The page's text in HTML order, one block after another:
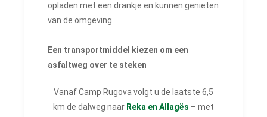
opladen met een drankje en kunnen genieten
van de omgeving.
Een transportmiddel kiezen om een
asfaltweg over te steken
Vanaf Camp Rugova volgt u de laatste 6,5
km de dalweg naar Reka en Allagës – met